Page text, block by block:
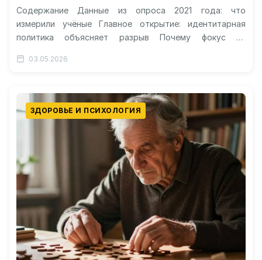
Содержание Данные из опроса 2021 года: что
измерили учёные Главное открытие: идентитарная
политика объясняет разрыв Почему фокус на
предостережение: корреляция ещё…
03.05.2026
ЗДОРОВЬЕ И ПСИХОЛОГИЯ